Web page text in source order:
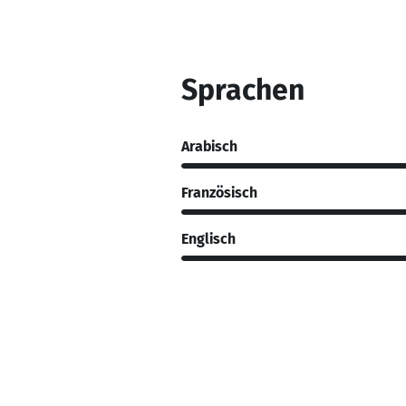
Sprachen
Arabisch
Französisch
Englisch